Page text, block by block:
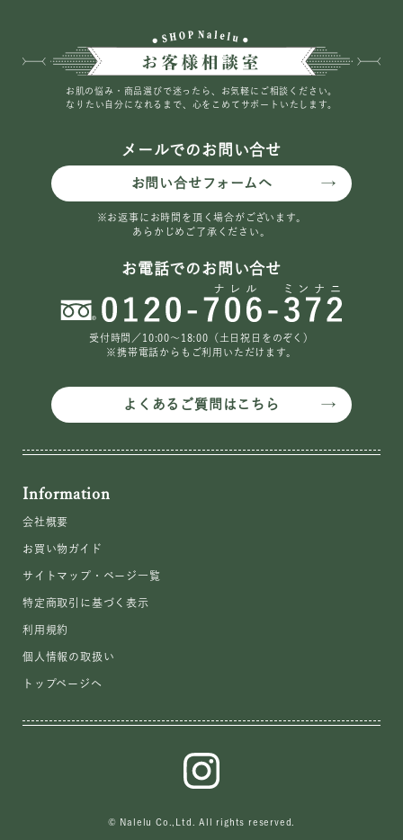
お肌の悩み・商品選びで迷ったら、お気軽にご相談ください。
なりたい自分になれるまで、心をこめてサポートいたします。
メールでのお問い合せ
お問い合せフォームへ
※お返事にお時間を頂く場合がございます。
あらかじめご了承ください。
お電話でのお問い合せ
受付時間／10:00〜18:00（土日祝日をのぞく）
※携帯電話からもご利用いただけます。
よくあるご質問はこちら
Information
会社概要
お買い物ガイド
サイトマップ・ページ一覧
特定商取引に基づく表示
利用規約
個人情報の取扱い
トップページへ
© Nalelu Co.,Ltd. All rights reserved.